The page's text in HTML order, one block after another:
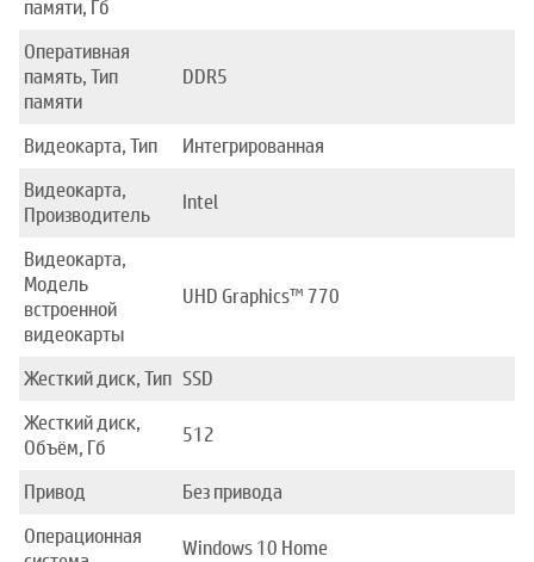
памяти, Гб
Оперативная
память, Тип
памяти
DDR5
Видеокарта, Тип
Интегрированная
Видеокарта,
Производитель
Intel
Видеокарта,
Модель
встроенной
видеокарты
UHD Graphics™ 770
Жесткий диск, Тип SSD
Жесткий диск,
Объём, Гб
512
Привод
Без привода
Операционная
Windows 10 Home